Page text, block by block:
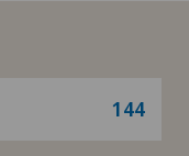
144